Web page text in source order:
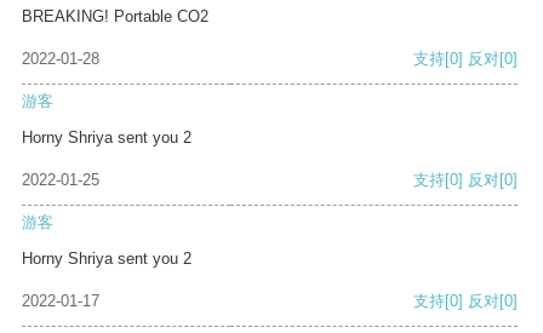
BREAKING! Portable CO2
2022-01-28 支持[0] 反对[0]
游客
Horny Shriya sent you 2
2022-01-25 支持[0] 反对[0]
游客
Horny Shriya sent you 2
2022-01-17 支持[0] 反对[0]